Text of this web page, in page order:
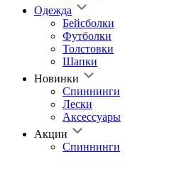
Одежда
Бейсболки
Футболки
Толстовки
Шапки
Новинки
Спиннинги
Лески
Аксессуары
Акции
Спиннинги